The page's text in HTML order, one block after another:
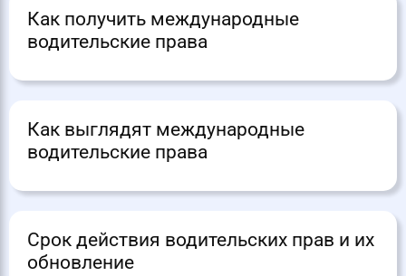
Как получить международные
водительские права
Как выглядят международные
водительские права
Срок действия водительских прав и их
обновление